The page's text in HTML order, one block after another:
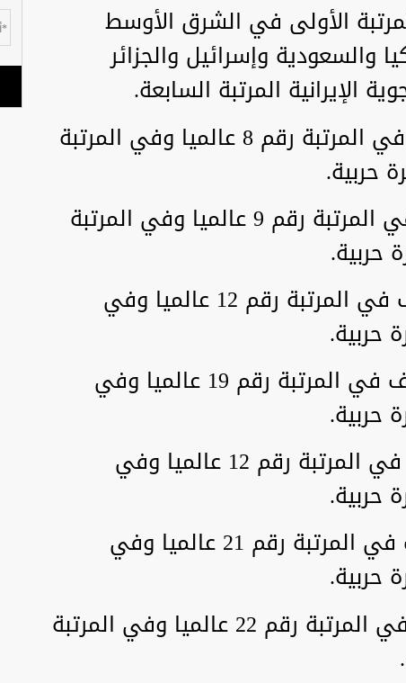
الأولى في الشرق الأوسط
والسعودية وإسرائيل والجزائر
الإيرانية المرتبة السابعة.
القوات الجوية المصرية: تصنف في المرتبة رقم 8 عالميا وفي المرتبة
القوات الجوية التركية: تصنف في المرتبة رقم 9 عالميا وفي المرتبة
القوات الجوية السعودية: تصنف في المرتبة رقم 12 عالميا وفي
القوات الجوية الإسرائيلية: تصنف في المرتبة رقم 19 عالميا وفي
القوات الجوية الجزائرية: تصنف في المرتبة رقم 12 عالميا وفي
القوات الجوية الإماراتية: تصنف في المرتبة رقم 21 عالميا وفي
القوات الجوية الإيرانية: تصنف في المرتبة رقم 22 عالميا وفي المرتبة